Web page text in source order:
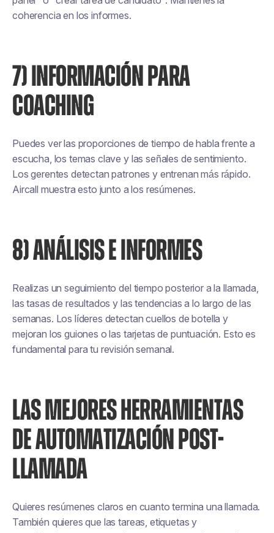
coherencia en los informes.
7) INFORMACIÓN PARA
COACHING
Puedes ver las proporciones de tiempo de habla frente a
escucha, los temas clave y las señales de sentimiento.
Los gerentes detectan patrones y entrenan más rápido.
Aircall muestra esto junto a los resúmenes.
8) ANÁLISIS E INFORMES
Realizas un seguimiento del tiempo posterior a la llamada,
las tasas de resultados y las tendencias a lo largo de las
semanas. Los líderes detectan cuellos de botella y
mejoran los guiones o las tarjetas de puntuación. Esto es
fundamental para tu revisión semanal.
LAS MEJORES HERRAMIENTAS
DE AUTOMATIZACIÓN POST-
LLAMADA
Quieres resúmenes claros en cuanto termina una llamada.
También quieres que las tareas, etiquetas y